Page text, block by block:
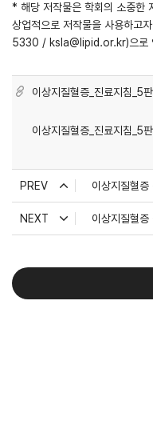
* 해당 저작물은 학회의 소중한
상업적으로 저작물을 사용하
5330 / ksla@lipid.or.kr)으로
PREV 이상지질혈
NEXT 이상지질혈